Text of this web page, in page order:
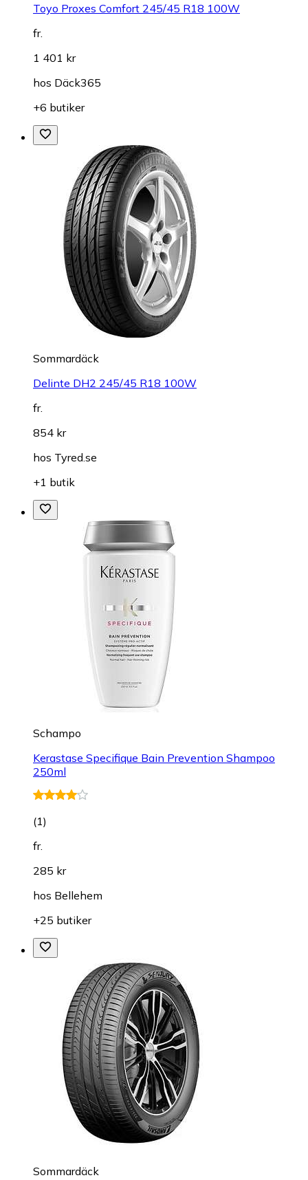
Toyo Proxes Comfort 245/45 R18 100W
fr.
1 401 kr
hos Däck365
+6 butiker
Sommardäck
Delinte DH2 245/45 R18 100W
fr.
854 kr
hos Tyred.se
+1 butik
Schampo
Kerastase Specifique Bain Prevention Shampoo
250ml
(1)
fr.
285 kr
hos Bellehem
+25 butiker
Sommardäck